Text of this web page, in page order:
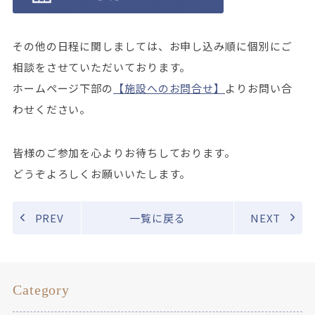
その他の日程に関しましては、お申し込み順に個別にご
相談をさせていただいております。
ホームページ下部の
【施設へのお問合せ】 よりお問い合
わせください。
皆様のご参加を心よりお待ちしております。
どうぞよろしくお願いいたします。
PREV 一覧に戻る NEXT
Category